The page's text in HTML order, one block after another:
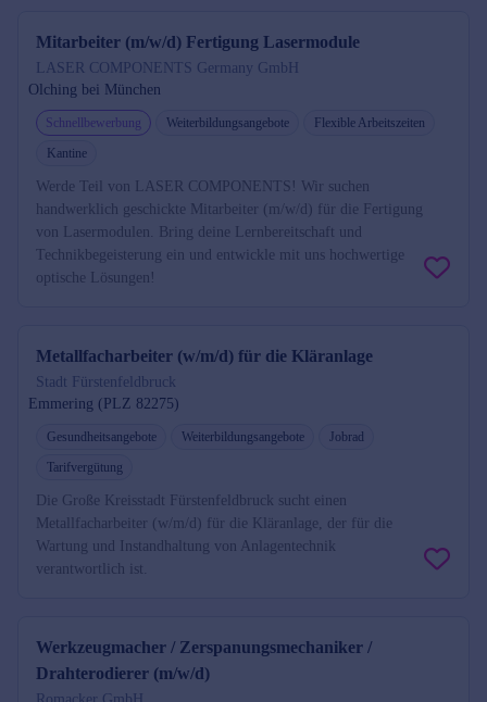
Mitarbeiter (m/w/d) Fertigung Lasermodule
LASER COMPONENTS Germany GmbH
Olching bei München
Schnellbewerbung Weiterbildungsangebote
Flexible Arbeitszeiten
Kantine
Werde Teil von LASER COMPONENTS! Wir suchen
handwerklich geschickte Mitarbeiter (m/w/d) für die Fertigung
von Lasermodulen. Bring deine Lernbereitschaft und
Technikbegeisterung ein und entwickle mit uns hochwertige
optische Lösungen!
Metallfacharbeiter (w/m/d) für die Kläranlage
Stadt Fürstenfeldbruck
Emmering (PLZ 82275)
Gesundheitsangebote Weiterbildungsangebote
Jobrad
Tarifvergütung
Die Große Kreisstadt Fürstenfeldbruck sucht einen
Metallfacharbeiter (w/m/d) für die Kläranlage, der für die
Wartung und Instandhaltung von Anlagentechnik
verantwortlich ist.
Werkzeugmacher / Zerspanungsmechaniker /
Drahterodierer (m/w/d)